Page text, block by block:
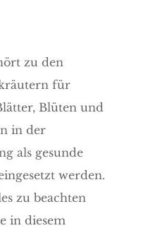
zu den
für
Blüten und
in der
als gesunde
werden.
zu beachten
in diesem